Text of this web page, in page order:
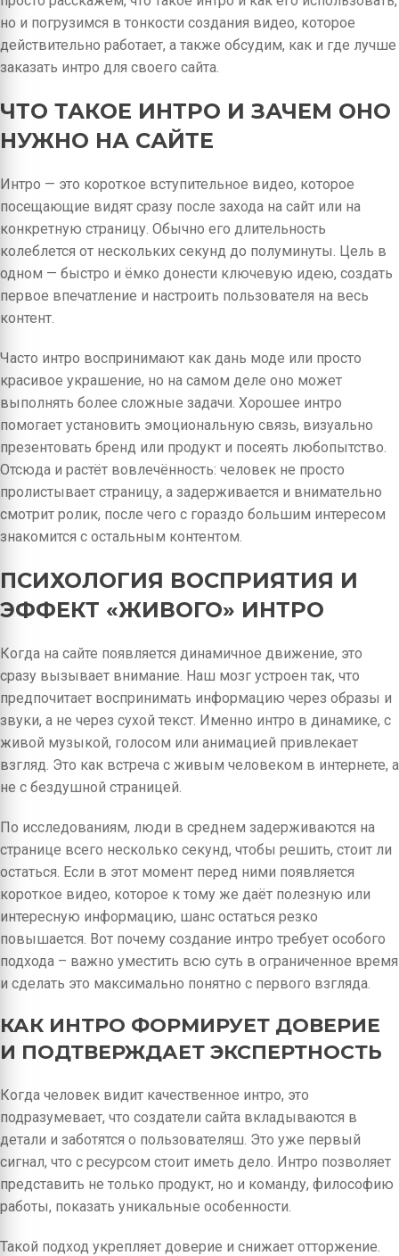
но и погрузимся в тонкости создания видео, которое
действительно работает, а также обсудим, как и где лучше
заказать интро для своего сайта.
ЧТО ТАКОЕ ИНТРО И ЗАЧЕМ ОНО
НУЖНО НА САЙТЕ
Интро — это короткое вступительное видео, которое
посещающие видят сразу после захода на сайт или на
конкретную страницу. Обычно его длительность
колеблется от нескольких секунд до полуминуты. Цель в
одном — быстро и ёмко донести ключевую идею, создать
первое впечатление и настроить пользователя на весь
контент.
Часто интро воспринимают как дань моде или просто
красивое украшение, но на самом деле оно может
выполнять более сложные задачи. Хорошее интро
помогает установить эмоциональную связь, визуально
презентовать бренд или продукт и посеять любопытство.
Отсюда и растёт вовлечённость: человек не просто
пролистывает страницу, а задерживается и внимательно
смотрит ролик, после чего с гораздо большим интересом
знакомится с остальным контентом.
ПСИХОЛОГИЯ ВОСПРИЯТИЯ И
ЭФФЕКТ «ЖИВОГО» ИНТРО
Когда на сайте появляется динамичное движение, это
сразу вызывает внимание. Наш мозг устроен так, что
предпочитает воспринимать информацию через образы и
звуки, а не через сухой текст. Именно интро в динамике, с
живой музыкой, голосом или анимацией привлекает
взгляд. Это как встреча с живым человеком в интернете, а
не с бездушной страницей.
По исследованиям, люди в среднем задерживаются на
странице всего несколько секунд, чтобы решить, стоит ли
остаться. Если в этот момент перед ними появляется
короткое видео, которое к тому же даёт полезную или
интересную информацию, шанс остаться резко
повышается. Вот почему создание интро требует особого
подхода – важно уместить всю суть в ограниченное время
и сделать это максимально понятно с первого взгляда.
КАК ИНТРО ФОРМИРУЕТ ДОВЕРИЕ
И ПОДТВЕРЖДАЕТ ЭКСПЕРТНОСТЬ
Когда человек видит качественное интро, это
подразумевает, что создатели сайта вкладываются в
детали и заботятся о пользователяш. Это уже первый
сигнал, что с ресурсом стоит иметь дело. Интро позволяет
представить не только продукт, но и команду, философию
работы, показать уникальные особенности.
Такой подход укрепляет доверие и снижает отторжение.